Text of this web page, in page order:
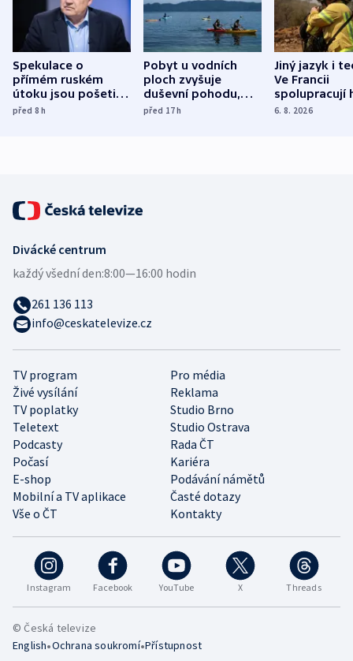
Spekulace o
přímém ruském
útoku jsou pošetilé,
míní estonský
před 8h
Pobyt u vodních
ploch zvyšuje
duševní pohodu,
ukázala
před 17h
Jiný jazyk i
Ve Francii
spolupracují
různých zemí
6. 8. 2026
Instagram Facebook YouTube X Threads
TV program
Pro média
Živé vysílání
Reklama
TV poplatky
Studio Brno
Teletext
Studio Ostrava
Podcasty
Rada ČT
Počasí
Kariéra
E-shop
Podávání námětů
Mobilní a TV aplikace
Časté dotazy
Vše o ČT
Kontakty
Divácké centrum
každý všední den:8:00—16:00 hodin
261 136 113
info@ceskatelevize.cz
© Česká televize
English•Ochrana soukromí•Přístupnost